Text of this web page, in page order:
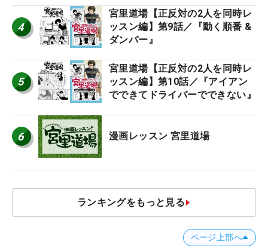
4
宮里道場【正反対の2人を同時レ
ッスン編】第9話／『動く順番 &
ダンパー』
5
宮里道場【正反対の2人を同時レ
ッスン編】第10話／『アイアン
でできてドライバーでできない』
6 漫画レッスン 宮里道場
ランキングをもっと見る
ページ上部へ